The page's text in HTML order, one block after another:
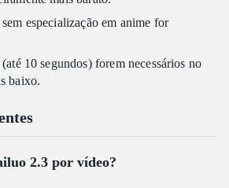
especialização em anime for
10 segundos) forem necessários no
baixo.
2.3 por vídeo?